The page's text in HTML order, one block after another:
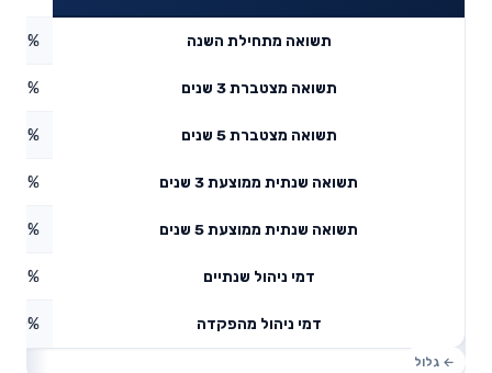
תשואה מתחילת השנה
תשואה מצטברת 3 שנים
תשואה מצטברת 5 שנים
תשואה שנתית ממוצעת 3 שנים
תשואה שנתית ממוצעת 5 שנים
דמי ניהול שנתיים
דמי ניהול מהפקדה 0%